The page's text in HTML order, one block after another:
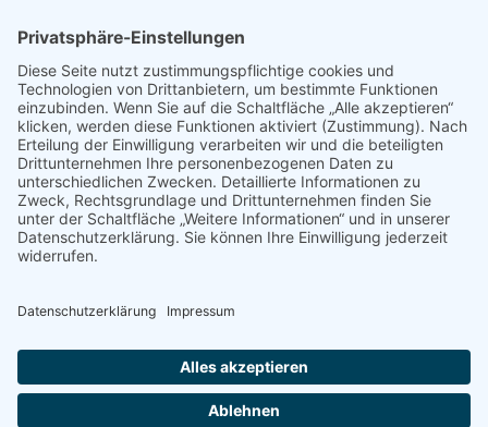
Verein von aus der MITTE e.V.
Schreiben Sie uns:
redaktion@ausdermitte-binz.de
Folgen Sie uns:
Impres­sum|Daten­schutz­er­klä­rung